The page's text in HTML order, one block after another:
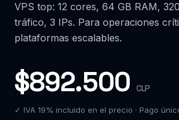
VPS top: 12 cores, 64 GB RAM,
tráfico, 3 IPs. Para operaciones
plataformas escalables.
$892.500CLP
✓ IVA 19% incluido en el precio · Pago